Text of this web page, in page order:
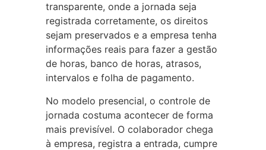
transparente, onde a jornada seja
registrada corretamente, os direitos
sejam preservados e a empresa tenha
informações reais para fazer a gestão
de horas, banco de horas, atrasos,
intervalos e folha de pagamento.
No modelo presencial, o controle de
jornada costuma acontecer de forma
mais previsível. O colaborador chega
à empresa, registra a entrada, cumpre